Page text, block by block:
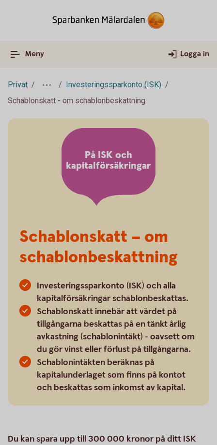
Meny Logga in
Privat
Investeringssparkonto (ISK)
Schablonskatt - om schablonbeskattning
Schablonskatt – om
schablonbeskattning
Investeringssparkonto (ISK) och alla
kapitalförsäkringar schablonbeskattas.
Schablonskatt innebär att värdet på
tillgångarna beskattas på en tänkt årlig
avkastning (schablonintäkt) - oavsett om
du gör vinst eller förlust på tillgångarna.
Schablonintäkten beräknas på
kapitalunderlaget som finns på kontot
och beskattas som inkomst av kapital.
På ISK och
kapitalförsäkringar
Du kan spara upp till 300 000 kronor på ditt ISK